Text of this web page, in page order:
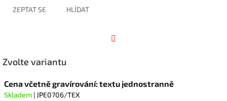
ZEPTAT SE HLÍDAT
Zvolte variantu
Cena včetně gravírování: textu jednostranně
Skladem | JPE0706/TEX